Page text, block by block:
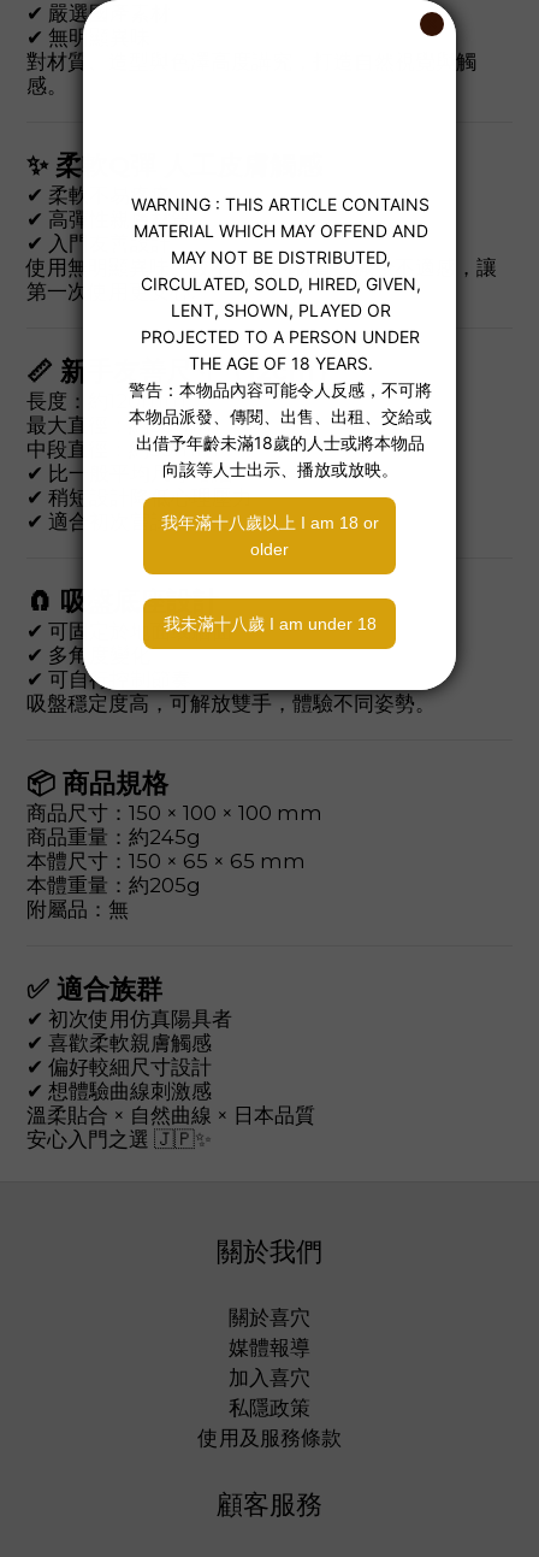
✔ 嚴選國產素材
✔ 無明顯異味
對材質、造型與色澤高度講究，打造自然視覺與觸
感。
✨ 柔軟Q彈 人工皮膚觸感
✔ 柔軟不易疼痛
✔ 高彈性親膚材質
✔ 入門友善設計
使用無明顯異味、較不刺激的材質，減少不適感，讓
第一次使用更安心。
📏 新手友善尺寸（12cm）
長度：約120mm
最大直徑：約38mm
中段直徑：約35mm
✔ 比一般平均尺寸略細
✔ 稍短設計降低心理壓力
✔ 適合初次嘗試者
🧲 吸盤底座設計
✔ 可固定於地面或牆面
✔ 多角度變化
✔ 可自行控制節奏
吸盤穩定度高，可解放雙手，體驗不同姿勢。
📦 商品規格
商品尺寸：150 × 100 × 100 mm
商品重量：約245g
本體尺寸：150 × 65 × 65 mm
本體重量：約205g
附屬品：無
✅ 適合族群
✔ 初次使用仿真陽具者
✔ 喜歡柔軟親膚觸感
✔ 偏好較細尺寸設計
✔ 想體驗曲線刺激感
溫柔貼合 × 自然曲線 × 日本品質
安心入門之選 🇯🇵✨
關於我們
關於喜穴
媒體報導
加入喜穴
私隱政策
使用及服務條款
顧客服務